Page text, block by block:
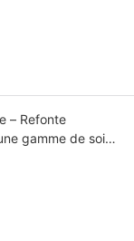
– Refonte
gamme de soins